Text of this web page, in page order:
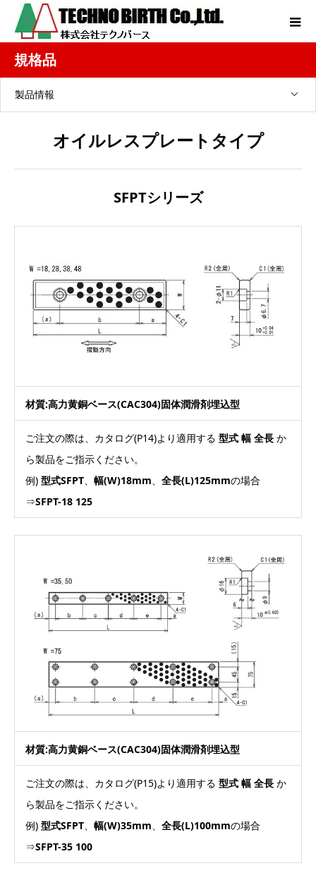
規格品
製品情報
オイルレスプレートタイプ
SFPTシリーズ
材質:高力黄銅ベース(CAC304)固体潤滑剤埋込型
ご注文の際は、カタログ(P14)より適用する 型式 幅 全長 か
ら製品をご指示ください。
例) 型式SFPT、 幅(W)18mm、 全長(L)125mmの場合
⇒SFPT-18 125
材質:高力黄銅ベース(CAC304)固体潤滑剤埋込型
ご注文の際は、カタログ(P15)より適用する 型式 幅 全長 か
ら製品をご指示ください。
例) 型式SFPT、 幅(W)35mm、 全長(L)100mmの場合
⇒SFPT-35 100